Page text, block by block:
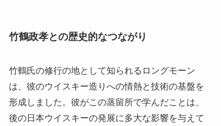
竹鶴政孝との歴史的なつながり
竹鶴氏の修行の地として知られるロングモーン
は、彼のウイスキー造りへの情熱と技術の基盤を
形成しました。彼がこの蒸留所で学んだことは、
後の日本ウイスキーの発展に多大な影響を与えて